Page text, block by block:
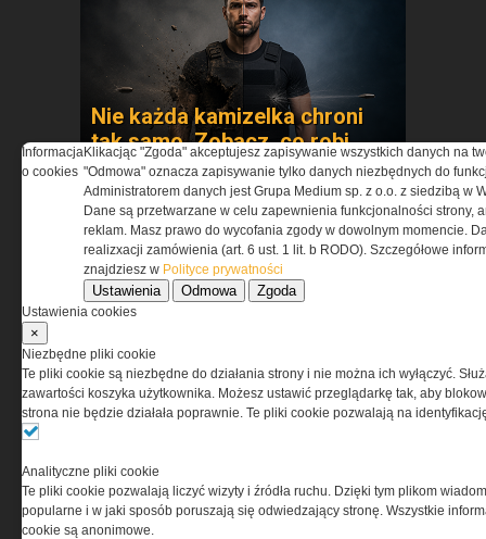
Nie każda kamizelka chroni
tak samo. Zobacz, co robi
różnicę »
Czy wiesz jaką innowacje
zawiera w sobie to taktyczne
obuwie? Przekonaj się »
Informacja
o cookies
Klikacjąc "Zgoda" akceptujesz zapisywanie wszystkich danych na
"Odmowa" oznacza zapisywanie tylko danych niezbędnych do
Administratorem danych jest Grupa Medium sp. z o.o. z siedzibą w
Dane są przetwarzane w celu zapewnienia funkcjonalności strony,
reklam. Masz prawo do wycofania zgody w dowolnym momencie.
realizxacji zamówienia (art. 6 ust. 1 lit. b RODO). Szczegółowe
znajdziesz w Polityce prywatności
Ustawienia Odmowa Zgoda
Ustawienia cookies
×
Niezbędne pliki cookie
Te pliki cookie są niezbędne do działania strony i nie można ich wyłączyć.
zawartości koszyka użytkownika. Możesz ustawić przeglądarkę tak, aby
strona nie będzie działała poprawnie. Te pliki cookie pozwalają na
Analityczne pliki cookie
Te pliki cookie pozwalają liczyć wizyty i źródła ruchu. Dzięki tym plikom
popularne i w jaki sposób poruszają się odwiedzający stronę. Wszystkie
cookie są anonimowe.